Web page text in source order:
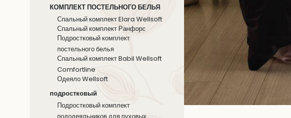
КОМПЛЕКТ ПОСТЕЛЬНОГО БЕЛЬЯ
Спальный комплект Elara Wellsoft
Спальный комплект Ранфорс
Подростковый комплект
постельного белья
Спальный комплект Babil Wellsoft
Comfortline
Одеяло Wellsoft
подростковый
Подростковый комплект
пододеяльников для пуховых